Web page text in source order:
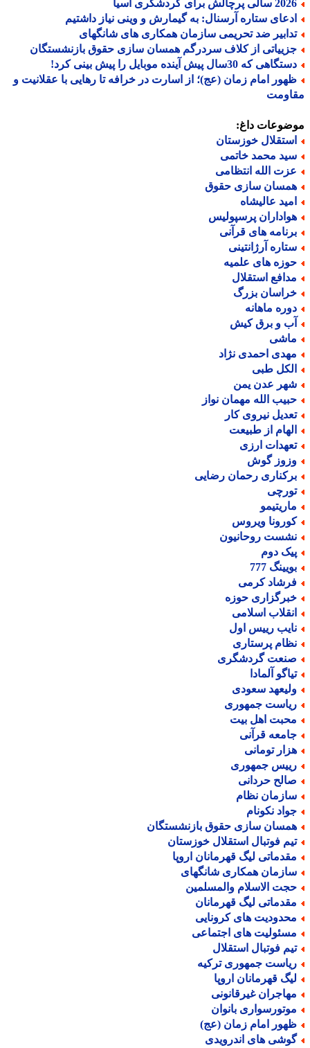
پرچالش برای گردشگری آسیا
ستاره آرسنال: به گیمارش و وینی نیاز داشتیم
ضد تحریمی سازمان همکاری های شانگهای
از کلاف سردرگم همسان سازی حقوق بازنشستگان
که 30سال پیش آینده موبایل را پیش بینی کرد!
امام زمان (عج)؛ از اسارت در خرافه تا رهایی با عقلانیت و
داغ:
خوزستان
محمد خاتمی
الله انتظامی
سازی حقوق
عالیشاه
پرسپولیس
های قرآنی
آرژانتینی
های علمیه
استقلال
بزرگ
ماهانه
و برق کیش
احمدی نژاد
طبی
عدن یمن
الله مهمان نواز
نیروی کار
از طبیعت
ارزی
گوش
رحمان رضایی
ویروس
روحانیون
دوم
777
کرمی
حوزه
اسلامی
رییس اول
پرستاری
گردشگری
آلمادا
سعودی
جمهوری
اهل بیت
قرآنی
تومانی
جمهوری
حردانی
نظام
نکونام
سازی حقوق بازنشستگان
فوتبال استقلال خوزستان
لیگ قهرمانان اروپا
همکاری شانگهای
الاسلام والمسلمین
لیگ قهرمانان
های کرونایی
های اجتماعی
فوتبال استقلال
جمهوری ترکیه
قهرمانان اروپا
غیرقانونی
بانوان
امام زمان (عج)
های اندرویدی